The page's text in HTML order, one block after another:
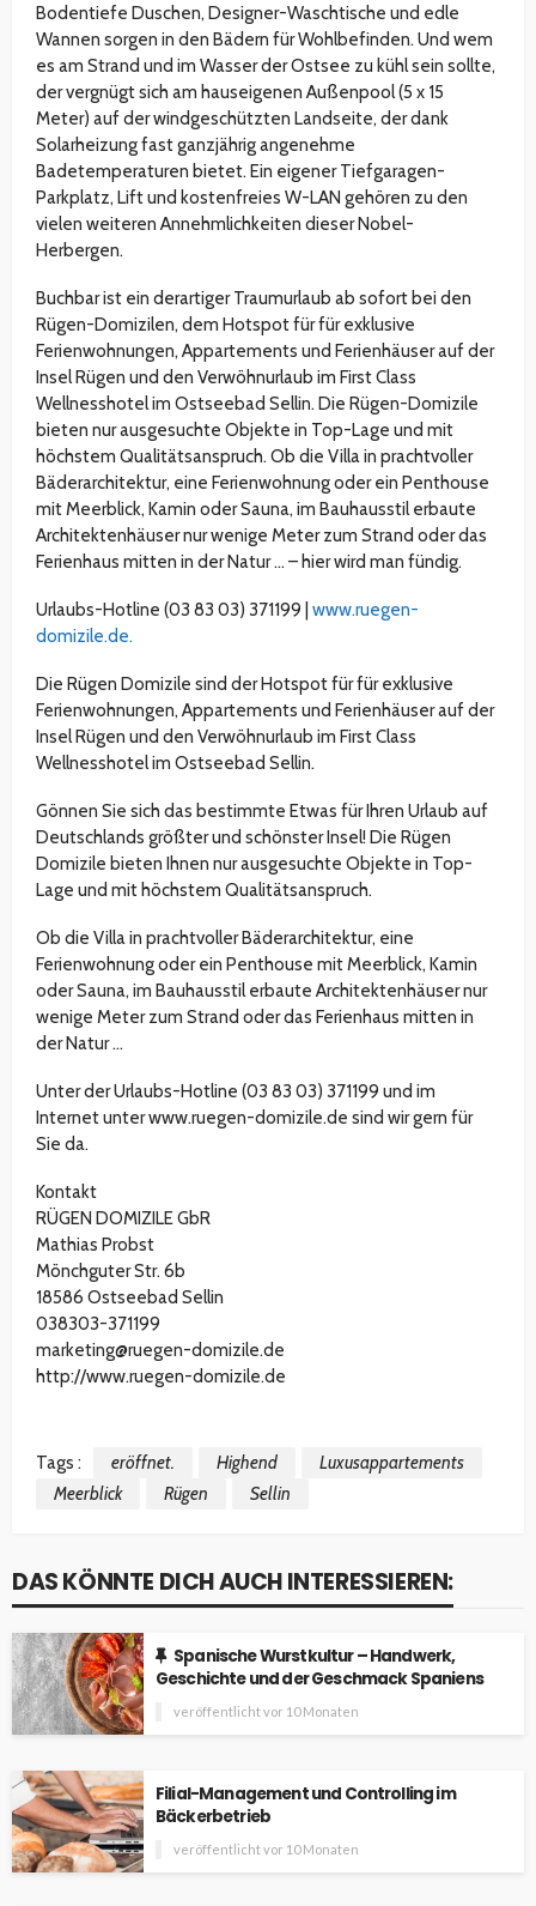
Bodentiefe Duschen, Designer-Waschtische und edle
Wannen sorgen in den Bädern für Wohlbefinden. Und wem
es am Strand und im Wasser der Ostsee zu kühl sein sollte,
der vergnügt sich am hauseigenen Außenpool (5 x 15
Meter) auf der windgeschützten Landseite, der dank
Solarheizung fast ganzjährig angenehme
Badetemperaturen bietet. Ein eigener Tiefgaragen-
Parkplatz, Lift und kostenfreies W-LAN gehören zu den
vielen weiteren Annehmlichkeiten dieser Nobel-
Herbergen.
Buchbar ist ein derartiger Traumurlaub ab sofort bei den
Rügen-Domizilen, dem Hotspot für für exklusive
Ferienwohnungen, Appartements und Ferienhäuser auf der
Insel Rügen und den Verwöhnurlaub im First Class
Wellnesshotel im Ostseebad Sellin. Die Rügen-Domizile
bieten nur ausgesuchte Objekte in Top-Lage und mit
höchstem Qualitätsanspruch. Ob die Villa in prachtvoller
Bäderarchitektur, eine Ferienwohnung oder ein Penthouse
mit Meerblick, Kamin oder Sauna, im Bauhausstil erbaute
Architektenhäuser nur wenige Meter zum Strand oder das
Ferienhaus mitten in der Natur … – hier wird man fündig.
Urlaubs-Hotline (03 83 03) 371199 | www.ruegen-
domizile.de.
Die Rügen Domizile sind der Hotspot für für exklusive
Ferienwohnungen, Appartements und Ferienhäuser auf der
Insel Rügen und den Verwöhnurlaub im First Class
Wellnesshotel im Ostseebad Sellin.
Gönnen Sie sich das bestimmte Etwas für Ihren Urlaub auf
Deutschlands größter und schönster Insel! Die Rügen
Domizile bieten Ihnen nur ausgesuchte Objekte in Top-
Lage und mit höchstem Qualitätsanspruch.
Ob die Villa in prachtvoller Bäderarchitektur, eine
Ferienwohnung oder ein Penthouse mit Meerblick, Kamin
oder Sauna, im Bauhausstil erbaute Architektenhäuser nur
wenige Meter zum Strand oder das Ferienhaus mitten in
der Natur …
Unter der Urlaubs-Hotline (03 83 03) 371199 und im
Internet unter www.ruegen-domizile.de sind wir gern für
Sie da.
Kontakt
RÜGEN DOMIZILE GbR
Mathias Probst
Mönchguter Str. 6b
18586 Ostseebad Sellin
038303-371199
marketing@ruegen-domizile.de
http://www.ruegen-domizile.de
Tags : eröffnet. Highend
Luxusappartements
Meerblick
Rügen Sellin
DAS KÖNNTE DICH AUCH INTERESSIEREN:
Spanische Wurstkultur – Handwerk,
Geschichte und der Geschmack Spaniens
veröffentlicht vor 10 Monaten
Filial-Management und Controlling im
Bäckerbetrieb
veröffentlicht vor 10 Monaten